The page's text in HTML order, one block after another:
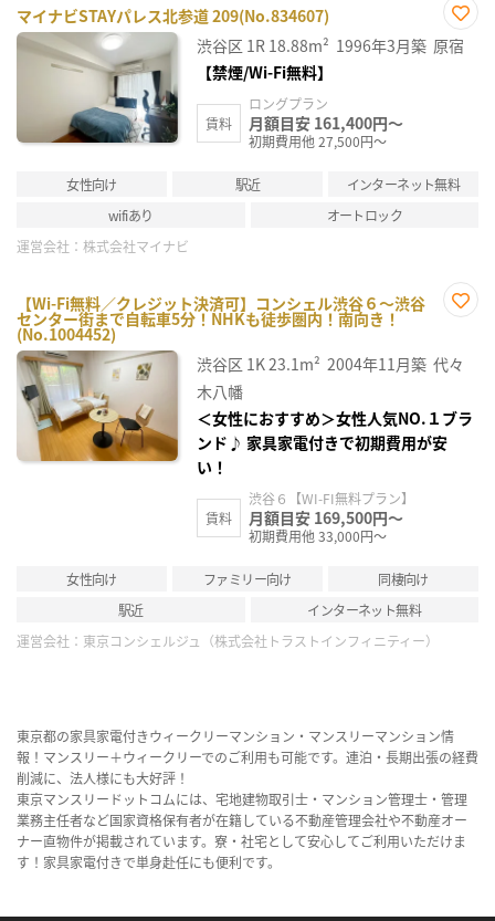
マイナビSTAYパレス北参道 209(No.834607)
お気
に入
渋谷区 1R 18.88m² 1996年3月築 原宿
【禁煙/Wi-Fi無料】
賃料
ロングプラン
月額目安 161,400円～
初期費用他 27,500円～
女性向け 駅近
インターネット無料
wifiあり
オートロック
運営会社： 株式会社マイナビ
【Wi-Fi無料／クレジット決済可】コンシェル渋谷６～渋谷
センター街まで自転車5分！NHKも徒歩圏内！南向き！
(No.1004452)
り登
録
渋谷区 1K23.1m² 2004年11月築 代々
木八幡
＜女性におすすめ＞女性人気NO.１ブラ
ンド♪ 家具家電付きで初期費用が安
い！
賃料
渋谷６【WI-FI無料プラン】
月額目安 169,500円～
初期費用他 33,000円～
女性向け ファミリー向け
同棲向け
駅近
インターネット無料
運営会社： 東京コンシェルジュ（株式会社トラストインフィニティー）
東京都の家具家電付きウィークリーマンション・マンスリーマンション情
報！マンスリー＋ウィークリーでのご利用も可能です。連泊・長期出張の経費
削減に、法人様にも大好評！
東京マンスリードットコムには、宅地建物取引士・マンション管理士・管理
業務主任者など国家資格保有者が在籍している不動産管理会社や不動産オー
ナー直物件が掲載されています。寮・社宅として安心してご利用いただけま
す！家具家電付きで単身赴任にも便利です。